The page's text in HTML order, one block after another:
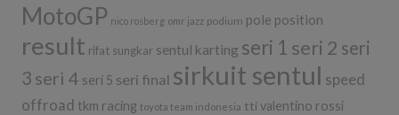
MotoGP nico rosberg omr jazz podium pole position
result rifat sungkar sentul karting seri 1 seri 2 seri
3 seri 4 seri 5 seri final sirkuit sentul speed
offroad tkm racing toyota team indonesia tti valentino rossi